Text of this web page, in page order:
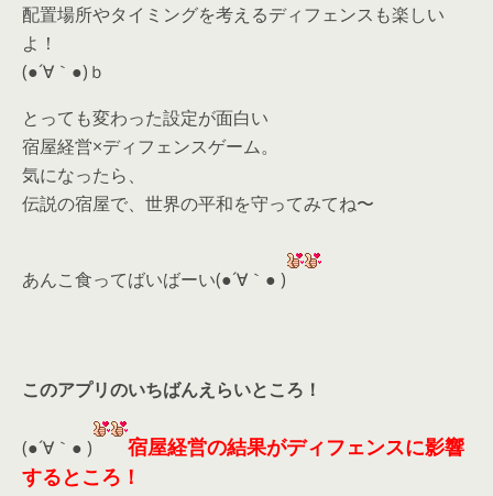
配置場所やタイミングを考えるディフェンスも楽しい
よ！
(●´∀｀●)ｂ
とっても変わった設定が面白い
宿屋経営×ディフェンスゲーム。
気になったら、
伝説の宿屋で、世界の平和を守ってみてね〜
あんこ食ってばいばーい(●´∀｀● )
このアプリのいちばんえらいところ！
(●´∀｀● )
宿屋経営の結果がディフェンスに影響
するところ！